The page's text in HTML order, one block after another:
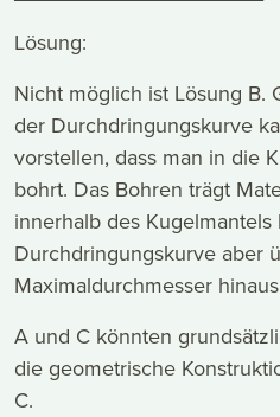
Lösung:
Nicht möglich ist Lösung B.
der Durchdringungskurve
vorstellen, dass man in die
bohrt. Das Bohren trägt
innerhalb des
Durchdringungskurve aber
Maximaldurchmesser
A und C könnten
die geometrische
C.